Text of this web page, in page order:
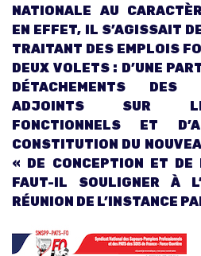
NATIONALE AU
EN EFFET, IL S’AGISSAIT
TRAITANT DES EMPLOIS
DEUX VOLETS : D’UNE
DÉTACHEMENTS DES
ADJOINTS SUR
FONCTIONNELS ET
CONSTITUTION DU
« DE CONCEPTION ET DE
FAUT-IL SOULIGNER À
RÉUNION DE L’INSTANCE